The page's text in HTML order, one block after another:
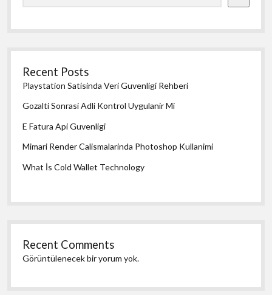
Recent Posts
Playstation Satisinda Veri Guvenligi Rehberi
Gozalti Sonrasi Adli Kontrol Uygulanir Mi
E Fatura Api Guvenligi
Mimari Render Calismalarinda Photoshop Kullanimi
What İs Cold Wallet Technology
Recent Comments
Görüntülenecek bir yorum yok.